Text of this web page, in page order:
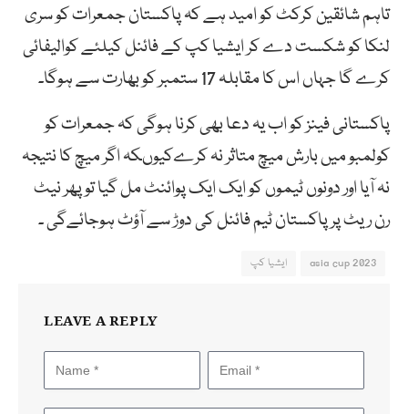
تاہم شائقین کرکٹ کو امید ہے کہ پاکستان جمعرات کو سری
لنکا کو شکست دے کر ایشیا کپ کے فائنل کیلئے کوالیفائی
کرے گا جہاں اس کا مقابلہ 17 ستمبر کو بھارت سے ہوگا۔
پاکستانی فینز کو اب یہ دعا بھی کرنا ہوگی کہ جمعرات کو
کولمبو میں بارش میچ متاثر نہ کرےکیوںکہ اگر میچ کا نتیجہ
نہ آیا اور دونوں ٹیموں کو ایک ایک پوائنٹ مل گیا تو پھر نیٹ
رن ریٹ پر پاکستان ٹیم فائنل کی دوڑ سے آؤٹ ہوجائےگی ۔
asia cup 2023 ایشیا کپ
LEAVE A REPLY